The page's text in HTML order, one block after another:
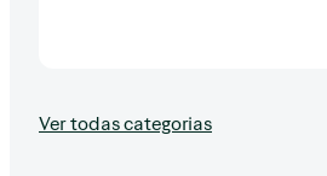
Ver todas categorias